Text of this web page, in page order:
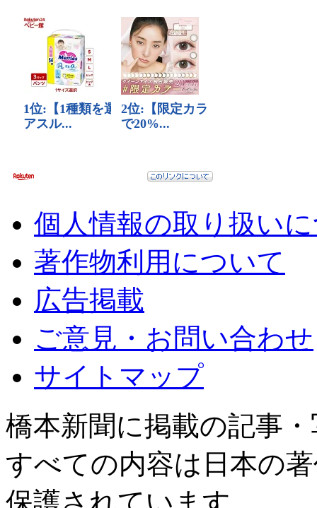
個人情報の取り扱い
著作物利用について
広告掲載
ご意見・お問い合わせ
サイトマップ
橋本新聞に掲載の記事
すべての内容は日本の